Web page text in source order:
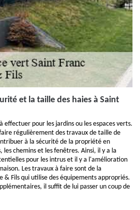
et la taille des haies à Saint
effectuer pour les jardins ou les espaces verts.
régulièrement des travaux de taille de
à la sécurité de la propriété en
les chemins et les fenêtres. Ainsi, il y a la
pour les intrus et il y a l'amélioration
Les travaux à faire sont de la
& Fils qui utilise des équipements appropriés.
il suffit de lui passer un coup de